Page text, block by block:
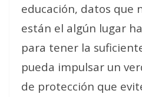
educación, datos que
están el algún lugar
para tener la
pueda impulsar un
de protección que